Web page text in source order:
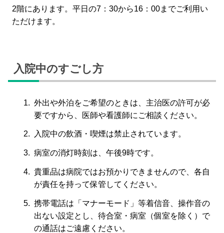
2階にあります。平日の7：30から16：00までご利用い
ただけます。
入院中のすごし方
外出や外泊をご希望のときは、主治医の許可が必
要ですから、医師や看護師にご相談ください。
入院中の飲酒・喫煙は禁止されています。
病室の消灯時刻は、午後9時です。
貴重品は病院ではお預かりできませんので、各自
が責任を持って保管してください。
携帯電話は「マナーモード」等着信音、操作音の
出ない設定とし、待合室・病室（個室を除く）で
の通話はご遠慮ください。